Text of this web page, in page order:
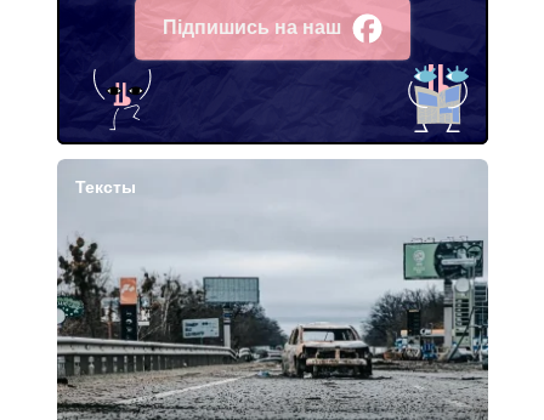
Підпишись на наш
Facebook
Тексты